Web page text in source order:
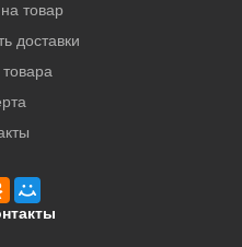
товар
доставки